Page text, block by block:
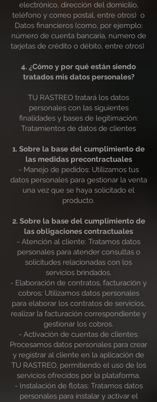
electrónico, dirección del domicilio,
teléfono y correo postal, entre otros) o
Datos financieros (como, por ejemplo:
número de cuenta bancaria, número de
tarjetas de crédito o débito, entre otros)
4. ¿Cómo y por qué están siendo
tratados mis datos personales?
TU RASTREO tratará los datos
personales con las siguientes
finalidades y bases de legitimación:
Tratamientos de datos de clientes
1. Sobre la base del cumplimiento de
las medidas precontractuales
- Manejo de pedidos: Utilizamos tus
datos personales para gestionar la venta
una vez que se haya solicitado el
producto.
2. Sobre la base del cumplimiento de
las obligaciones contractuales
- Atención al cliente: Tratamos datos
personales para atender consultas o
solicitudes relacionadas con los
servicios brindados.
- Elaboración de contratos, facturación y
cobros: Utilizamos datos personales
para elaborar los contratos de servicios,
realizar la facturación correspondiente y
gestionar los cobros.
- Activación de cuentas de clientes:
Procesamos datos personales para crear
y registrar al cliente en la aplicación de
TU RASTREO, permitiendo el uso de los
servicios ofrecidos por la plataforma.
- Instalación de flotas: Tratamos datos
personales para instalar y activar el